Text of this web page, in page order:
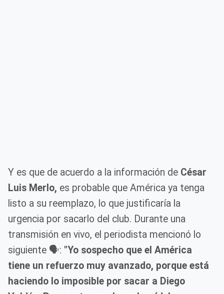
Y es que de acuerdo a la información de César
Luis Merlo, es probable que América ya tenga
listo a su reemplazo, lo que justificaría la
urgencia por sacarlo del club. Durante una
transmisión en vivo, el periodista mencionó lo
siguiente 🗣️: "Yo sospecho que el América
tiene un refuerzo muy avanzado, porque está
haciendo lo imposible por sacar a Diego